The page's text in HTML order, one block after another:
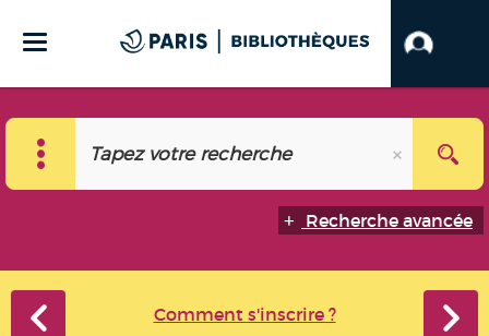
Recherche avancée
Comment s'inscrire ?